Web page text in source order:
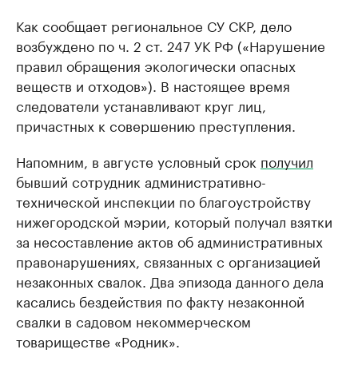
Как сообщает региональное СУ СКР, дело
возбуждено по ч. 2 ст. 247 УК РФ («Нарушение
правил обращения экологически опасных
веществ и отходов»). В настоящее время
следователи устанавливают круг лиц,
причастных к совершению преступления.
Напомним, в августе условный срок получил
бывший сотрудник административно-
технической инспекции по благоустройству
нижегородской мэрии, который получал взятки
за несоставление актов об административных
правонарушениях, связанных с организацией
незаконных свалок. Два эпизода данного дела
касались бездействия по факту незаконной
свалки в садовом некоммерческом
товариществе «Родник».